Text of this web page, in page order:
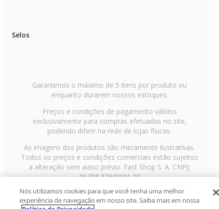
Selos
Garantimos o máximo de 5 itens por produto ou
enquanto durarem nossos estoques.
Preços e condições de pagamento válidos
exclusivamente para compras efetuadas no site,
podendo diferir na rede de lojas físicas.
As imagens dos produtos são meramente ilustrativas.
Todos os preços e condições comerciais estão sujeitos
a alteração sem aviso prévio. Fast Shop S. A. CNPJ:
43.708.379/0001-00
Avenida Zaki Narchi, nº 1650, sobreloja, Carandiru, São
Paulo/SP, CEP 02029-001, Telefone: 11 3003-3728 ©
Nós utilizamos cookies para que você tenha uma melhor
experiência de navegação em nosso site. Saiba mais em nossa